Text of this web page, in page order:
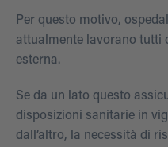
Per questo motivo,
attualmente lavorano tutti
esterna.
Se da un lato questo
disposizioni sanitarie in
dall’altro, la necessità di